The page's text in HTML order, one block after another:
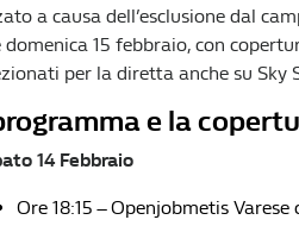
a causa dell’esclusione dal
domenica 15 febbraio, con
per la diretta anche su Sky
e la
14 Febbraio
Ore 18:15 – Openjobmetis